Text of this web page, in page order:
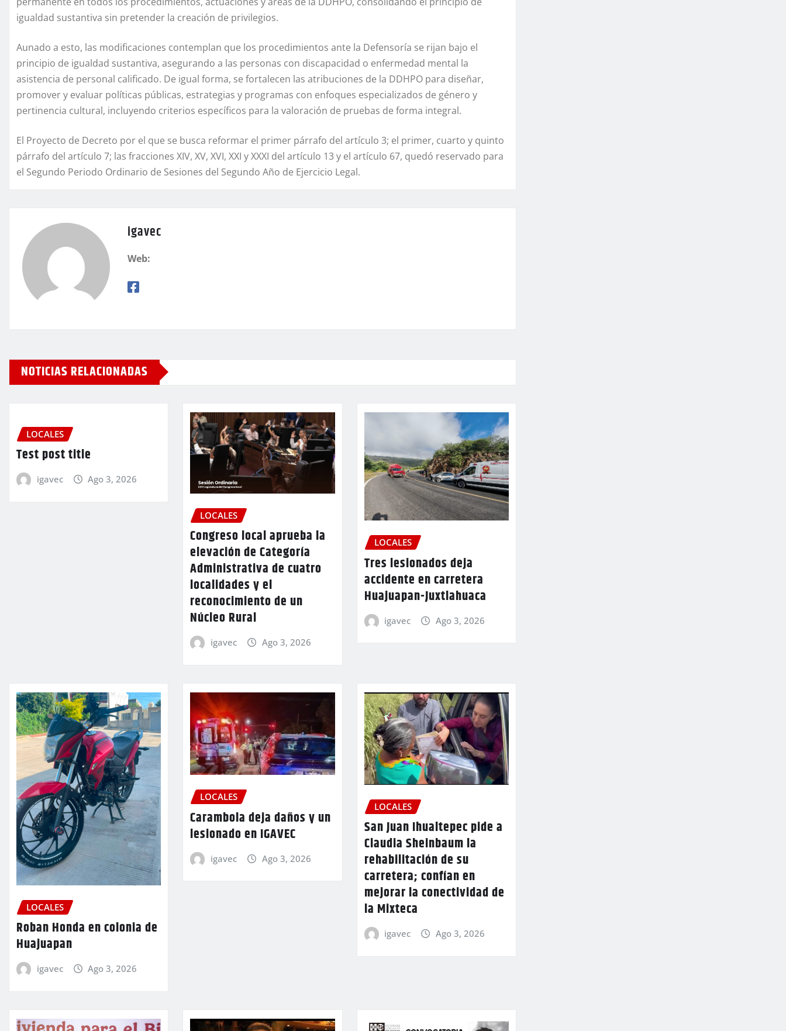
igualdad sustantiva sin pretender la creación de privilegios.
Aunado a esto, las modificaciones contemplan que los procedimientos ante la Defensoría se rijan bajo el
principio de igualdad sustantiva, asegurando a las personas con discapacidad o enfermedad mental la
asistencia de personal calificado. De igual forma, se fortalecen las atribuciones de la DDHPO para diseñar,
promover y evaluar políticas públicas, estrategias y programas con enfoques especializados de género y
pertinencia cultural, incluyendo criterios específicos para la valoración de pruebas de forma integral.
El Proyecto de Decreto por el que se busca reformar el primer párrafo del artículo 3; el primer, cuarto y quinto
párrafo del artículo 7; las fracciones XIV, XV, XVI, XXI y XXXI del artículo 13 y el artículo 67, quedó reservado para
el Segundo Periodo Ordinario de Sesiones del Segundo Año de Ejercicio Legal.
igavec
Web:
NOTICIAS RELACIONADAS
LOCALES
Test post title
igavec Ago 3, 2026
LOCALES
Congreso local aprueba la
elevación de Categoría
Administrativa de cuatro
localidades y el
reconocimiento de un
Núcleo Rural
igavec Ago 3, 2026
LOCALES
Tres lesionados deja
accidente en carretera
Huajuapan-Juxtlahuaca
igavec Ago 3, 2026
LOCALES
Roban Honda en colonia de
Huajuapan
igavec Ago 3, 2026
LOCALES
Carambola deja daños y un
lesionado en IGAVEC
igavec Ago 3, 2026
LOCALES
San Juan Ihualtepec pide a
Claudia Sheinbaum la
rehabilitación de su
carretera; confían en
mejorar la conectividad de
la Mixteca
igavec Ago 3, 2026